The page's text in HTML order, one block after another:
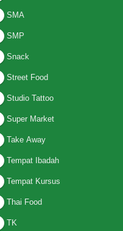
SMA
SMP
Snack
Street Food
Studio Tattoo
Super Market
Take Away
Tempat Ibadah
Tempat Kursus
Thai Food
TK